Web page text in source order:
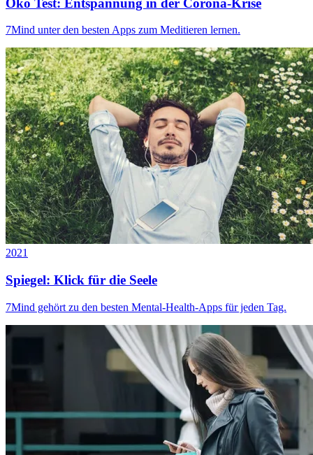
7Mind unter den besten Apps zum Meditieren lernen.
2021
Spiegel: Klick für die Seele
7Mind gehört zu den besten Mental-Health-Apps für jeden Tag.